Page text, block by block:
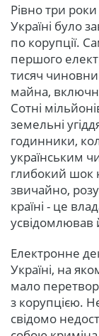
Рівно три
Україні було
по корупції.
першого
тисяч
майна,
Сотні
земельні
годинники,
українським
глибокий шок
звичайно,
країні - це
усвідомлював
Електронне
Україні, на
мало
з корупцією.
свідомо